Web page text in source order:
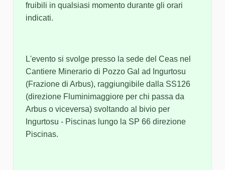
fruibili in qualsiasi momento durante gli orari
indicati.
L'evento si svolge presso la sede del Ceas nel
Cantiere Minerario di Pozzo Gal ad Ingurtosu
(Frazione di Arbus), raggiungibile dalla SS126
(direzione Fluminimaggiore per chi passa da
Arbus o viceversa) svoltando al bivio per
Ingurtosu - Piscinas lungo la SP 66 direzione
Piscinas.